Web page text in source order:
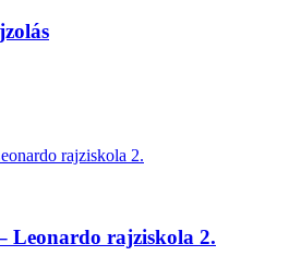
Leonardo rajziskola 2.